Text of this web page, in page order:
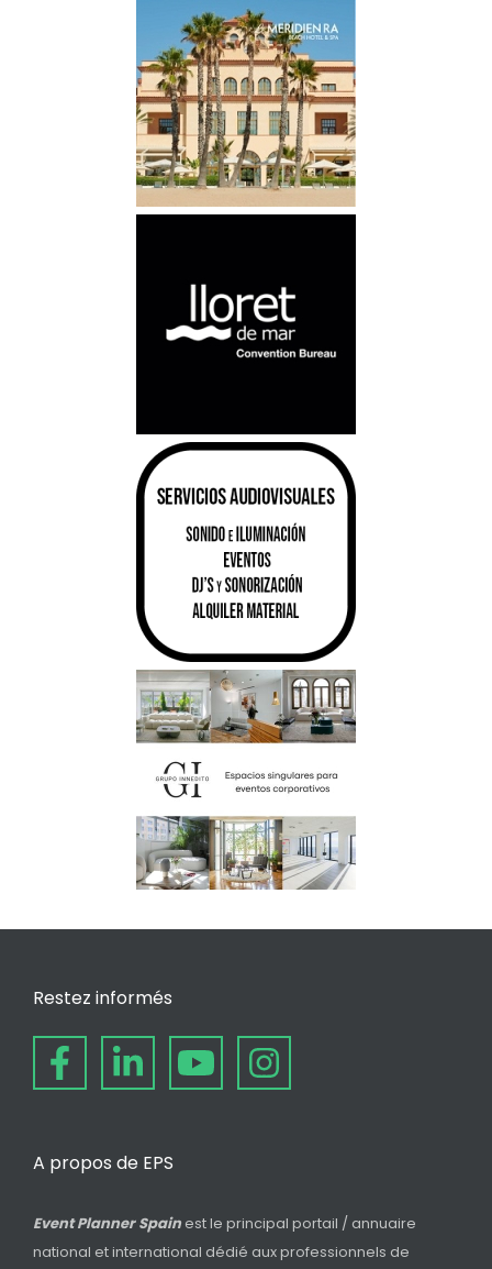
Restez informés
A propos de EPS
Event Planner Spain est le principal portail / annuaire
national et international dédié aux professionnels de